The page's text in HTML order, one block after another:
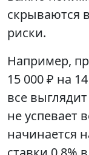
скрываются
риски.
Например,
15 000 ₽ на
все
не успевает
начинается